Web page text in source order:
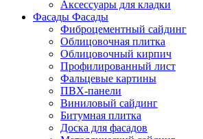
Аксессуары для кладки
Фасады Фасады
Фиброцементный сайдинг
Облицовочная плитка
Облицовочный кирпич
Профилированный лист
Фальцевые картины
ПВХ-панели
Виниловый сайдинг
Битумная плитка
Доска для фасадов